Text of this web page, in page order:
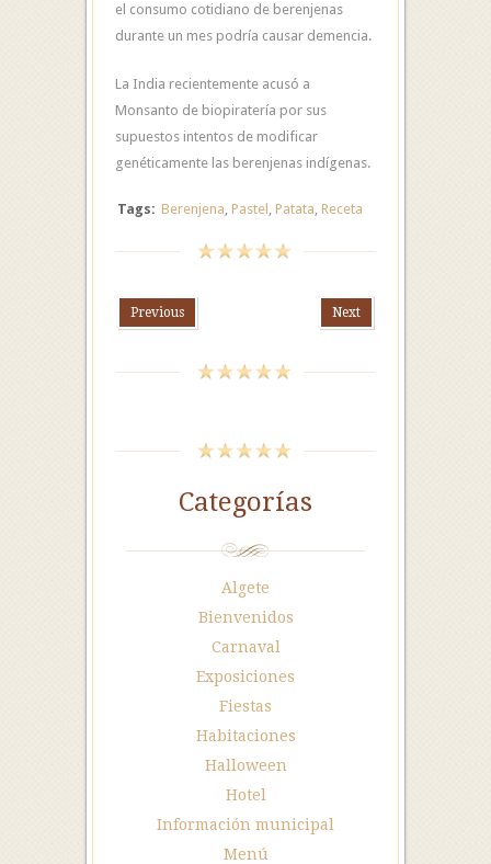
el consumo cotidiano de berenjenas
durante un mes podría causar demencia.
La India recientemente acusó a
Monsanto de biopiratería por sus
supuestos intentos de modificar
genéticamente las berenjenas indígenas.
Tags: Berenjena, Pastel , Patata, Receta
Previous Next
Categorías
Algete
Bienvenidos
Carnaval
Exposiciones
Fiestas
Habitaciones
Halloween
Hotel
Información municipal
Menú